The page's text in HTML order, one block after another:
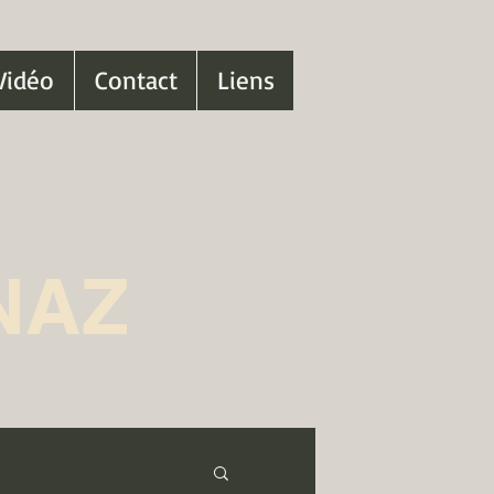
Contact Liens